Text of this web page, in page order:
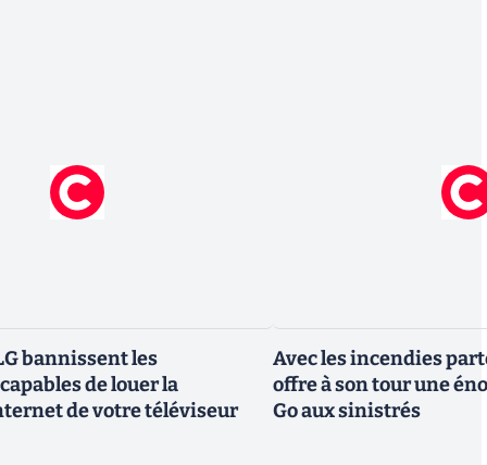
bannissent les
de louer la
de votre téléviseur
Avec les incendies
offre à son tour une
Go aux sinistrés